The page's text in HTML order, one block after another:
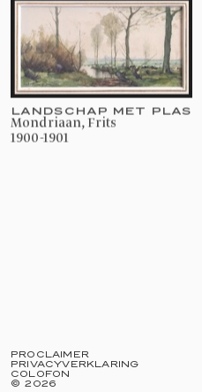
LANDSCHAP MET PLAS
Mondriaan, Frits
1900-1901
PROCLAIMER
PRIVACYVERKLARING
COLOFON
©2026